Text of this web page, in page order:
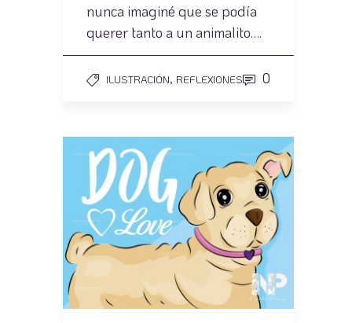
nunca imaginé que se podía
querer tanto a un animalito….
ILUSTRACIÓN, REFLEXIONES 0